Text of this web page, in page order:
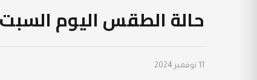
حالة الطقس اليوم
11 نوفمبر 2024